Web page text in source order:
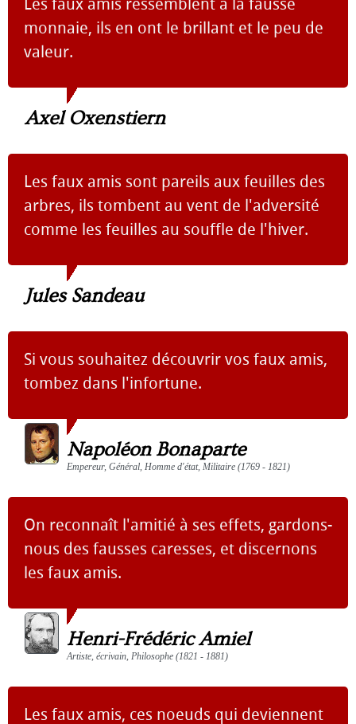
Les faux amis ressemblent à la fausse
monnaie, ils en ont le brillant et le peu de
valeur.
Axel Oxenstiern
Les faux amis sont pareils aux feuilles des
arbres, ils tombent au vent de l'adversité
comme les feuilles au souffle de l'hiver.
Jules Sandeau
Si vous souhaitez découvrir vos faux amis,
tombez dans l'infortune.
Napoléon Bonaparte
Empereur, Général, Homme d'état, Militaire (1769 - 1821)
On reconnaît l'amitié à ses effets, gardons-
nous des fausses caresses, et discernons
les faux amis.
Henri-Frédéric Amiel
Artiste, écrivain, Philosophe (1821 - 1881)
Les faux amis, ces noeuds qui deviennent